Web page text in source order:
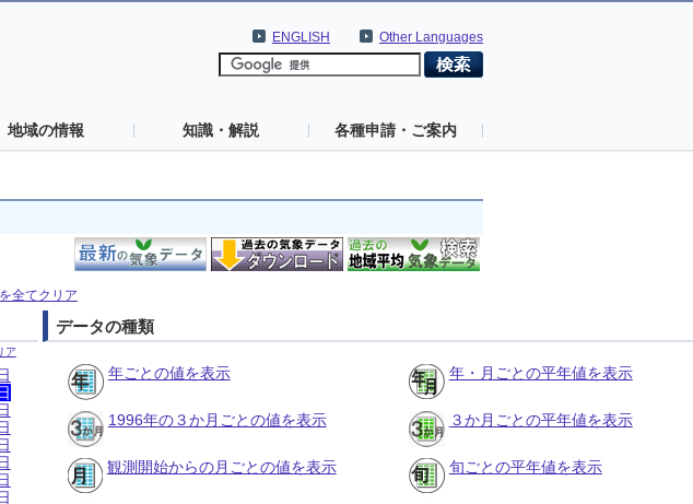
Other Languages
ENGLISH
地域の情報 知識・解説 各種申請・ご案内
全てクリア
ア
データの種類
年ごとの値を表示 年・月ごとの平年値を表示
1996年の３か月ごとの値を表示 ３か月ごとの平年値を表示
観測開始からの月ごとの値を表示 旬ごとの平年値を表示